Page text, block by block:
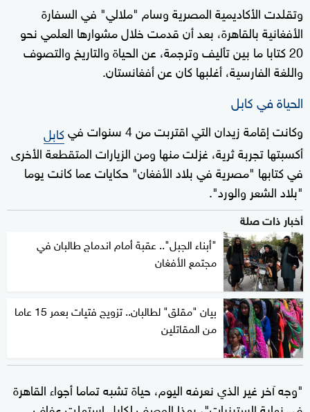
وتقلدت الأكاديمية المصرية وسام "ملالي" في السفارة
الأفغانية بالقاهرة، بعد أن قدمت خلال مشوارها العلمي نحو
20 كتابا ما بين تأليف وترجمة، عن الحياة والتاريخ والتصوف
واللغة الفارسية، أغلبها كان عن أفغانستان.
الحياة في كابل
وكانت إقامة زيدان التي اقتربت من 4 سنوات في
كابل
أكسبتها تجربة ثرية، غزلت منها ومن الزيارات المتقطعة الأخرى
في كتابها "مصرية في بلاد الأفغان" حكايات عما كانت يوما
"بلاد الشعر والورد".
أخبار ذات صلة
"أبناء الجبل".. عقبة أمام اندماج طالبان في
مجتمع الأفغان
بيان "مقلق" لطالبان.. تزويج فتيات بعمر 15 عاما
من المقاتلين
"وجه آخر غير الذي نعرفه اليوم، حياة تشبه تماما أجواء القاهرة